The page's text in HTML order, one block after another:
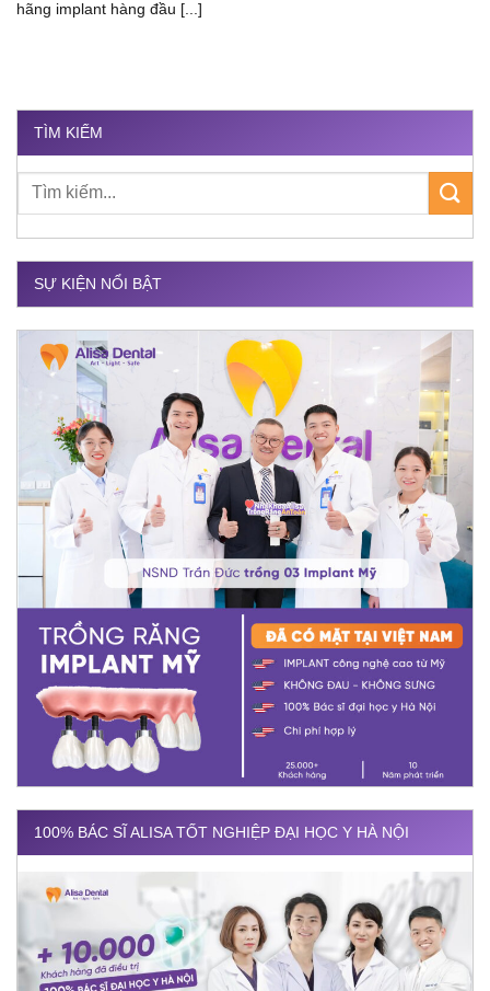
hãng implant hàng đầu [...]
TÌM KIẾM
SỰ KIỆN NỔI BẬT
100% BÁC SĨ ALISA TỐT NGHIỆP ĐẠI HỌC Y HÀ NỘI